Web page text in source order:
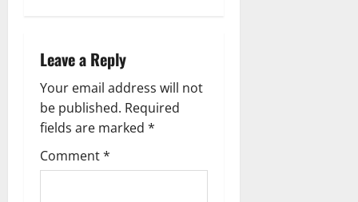
v
i
g
a
t
Leave a Reply
Your email address will not
be published. Required
fields are marked *
Comment*